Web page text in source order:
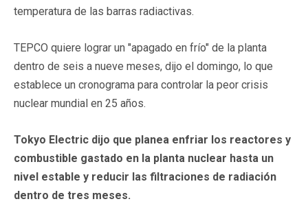
temperatura de las barras radiactivas.
TEPCO quiere lograr un "apagado en frío" de la planta
dentro de seis a nueve meses, dijo el domingo, lo que
establece un cronograma para controlar la peor crisis
nuclear mundial en 25 años.
Tokyo Electric dijo que planea enfriar los reactores y
combustible gastado en la planta nuclear hasta un
nivel estable y reducir las filtraciones de radiación
dentro de tres meses.